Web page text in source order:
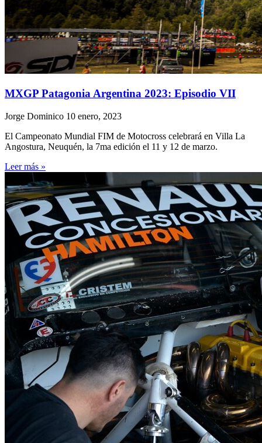
MXGP Patagonia Argentina 2023: Episodio VII
Jorge Dominico 10 enero, 2023
El Campeonato Mundial FIM de Motocross celebrará en Villa La
Angostura, Neuquén, la 7ma edición el 11 y 12 de marzo.
Leer más »